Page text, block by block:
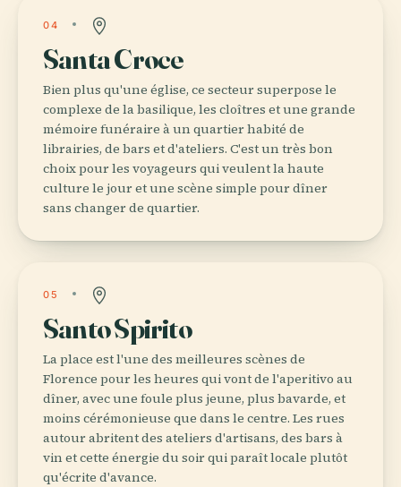
04
Santa Croce
Bien plus qu'une église, ce secteur superpose le
complexe de la basilique, les cloîtres et une grande
mémoire funéraire à un quartier habité de
librairies, de bars et d'ateliers. C'est un très bon
choix pour les voyageurs qui veulent la haute
culture le jour et une scène simple pour dîner
sans changer de quartier.
05
Santo Spirito
La place est l'une des meilleures scènes de
Florence pour les heures qui vont de l'aperitivo au
dîner, avec une foule plus jeune, plus bavarde, et
moins cérémonieuse que dans le centre. Les rues
autour abritent des ateliers d'artisans, des bars à
vin et cette énergie du soir qui paraît locale plutôt
qu'écrite d'avance.